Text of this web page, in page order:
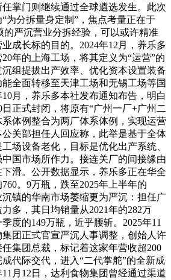
掌门则继续通过全球遴选发生。此次
为分拆量身定制”，焦点考量正在于
的严沉营业分拆经验，可以或许精准
成长标的目的。2024年12月，养乐多
年的上海工场，将其定义为“运营”的
组提拔出产效率、优化资本设置装备
全面转移至天津工场和无锡工场等国
月，养乐多本社发布通知布告，明白
正式封闭，将原有“广州一厂+广州二
体例整合为两厂体系体例，实现运营
关部担任人回应称，此举是基于全体
场设备老化，目标是优化出产系统、
国市场所作力。接连关厂的间接缘由
滑。公开数据显示，养乐多正在华全
。9万瓶，跌至2025年上半年的
镇的华南市场萎缩更为严沉：担任广
多，其日均销量从2021年的282万
度的149万瓶，近乎腰斩。2025年11
团正式官宣严沉人事调整，创始人许
集团总裁，标记着这家年营收超200
代际交代，进入“二代掌舵”的全新成
月12日，达利食物集团曾经通过渠道